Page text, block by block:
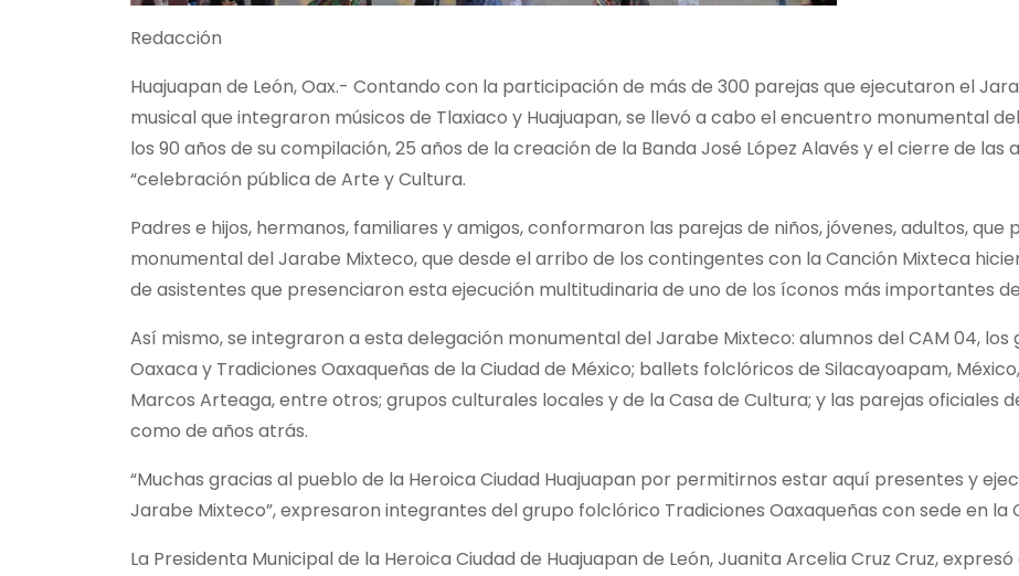
Redacción
Huajuapan de León, Oax.- Contando con la participación de más de 300 parejas que ejecutaron el
musical que integraron músicos de Tlaxiaco y Huajuapan, se llevó a cabo el encuentro monumental
los 90 años de su compilación, 25 años de la creación de la Banda José López Alavés y el cierre de
“celebración pública de Arte y Cultura.
Padres e hijos, hermanos, familiares y amigos, conformaron las parejas de niños, jóvenes, adultos,
monumental del Jarabe Mixteco, que desde el arribo de los contingentes con la Canción Mixteca
de asistentes que presenciaron esta ejecución multitudinaria de uno de los íconos más importantes
Así mismo, se integraron a esta delegación monumental del Jarabe Mixteco: alumnos del CAM 04, los
Oaxaca y Tradiciones Oaxaqueñas de la Ciudad de México; ballets folclóricos de Silacayoapam,
Marcos Arteaga, entre otros; grupos culturales locales y de la Casa de Cultura; y las parejas oficiales
como de años atrás.
“Muchas gracias al pueblo de la Heroica Ciudad Huajuapan por permitirnos estar aquí presentes y
Jarabe Mixteco”, expresaron integrantes del grupo folclórico Tradiciones Oaxaqueñas con sede en la
La Presidenta Municipal de la Heroica Ciudad de Huajuapan de León, Juanita Arcelia Cruz Cruz,